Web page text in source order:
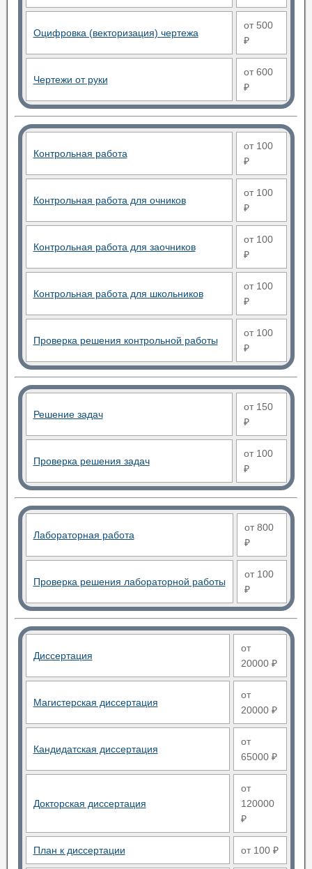
Оцифровка (векторизация) чертежа
от 500
₽
Чертежи от руки
от 600
₽
Контрольная работа
от 100
₽
Контрольная работа для очников
от 100
₽
Контрольная работа для заочников
от 100
₽
Контрольная работа для школьников
от 100
₽
Проверка решения контрольной работы
от 100
₽
Решение задач
от 150
₽
Проверка решения задач
от 100
₽
Лабораторная работа
от 800
₽
Проверка решения лабораторной работы
от 100
₽
Диссертация
от
20000 ₽
Магистерская диссертация
от
20000 ₽
Кандидатская диссертация
от
65000 ₽
Докторская диссертация
от
120000
₽
План к диссертации от 100 ₽